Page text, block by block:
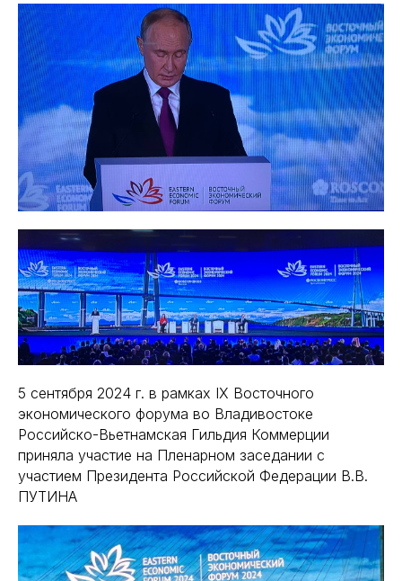
5 сентября 2024 г. в рамках IX Восточного
экономического форума во Владивостоке
Российско-Вьетнамская Гильдия Коммерции
приняла участие на Пленарном заседании с
участием Президента Российской Федерации В.В.
ПУТИНА